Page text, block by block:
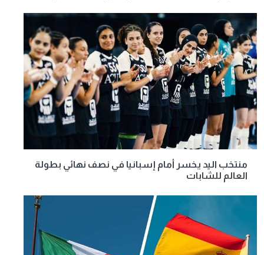
منتخب اليد يخسر أمام إسبانيا في نصف نهائي بطولة
العالم للشابات